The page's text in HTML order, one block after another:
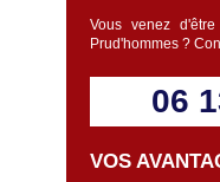
Vous venez
Prud'hommes ?
06
VOS